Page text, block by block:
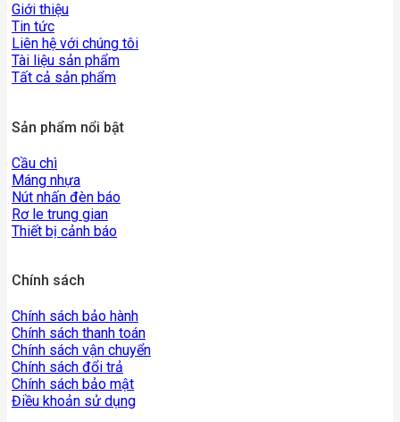
Giới thiệu
Tin tức
Liên hệ với chúng tôi
Tài liệu sản phẩm
Tất cả sản phẩm
Sản phẩm nổi bật
Cầu chì
Máng nhựa
Nút nhấn đèn báo
Rơ le trung gian
Thiết bị cảnh báo
Chính sách
Chính sách bảo hành
Chính sách thanh toán
Chính sách vận chuyển
Chính sách đổi trả
Chính sách bảo mật
Điều khoản sử dụng